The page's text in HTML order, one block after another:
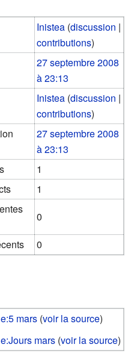
Inistea (discussion |
contributions)
27 septembre 2008
à 23:13
Inistea (discussion |
contributions)
27 septembre 2008
à 23:13
1
1
0
0
mars (voir la source)
mars (voir la source)